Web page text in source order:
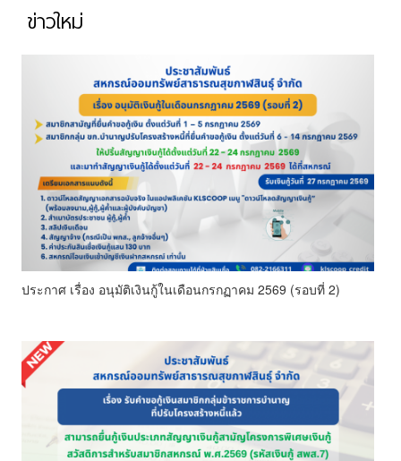
ข่าวใหม่
ประกาศ เรื่อง อนุมัติเงินกู้ในเดือนกรกฏาคม 2569 (รอบที่ 2)